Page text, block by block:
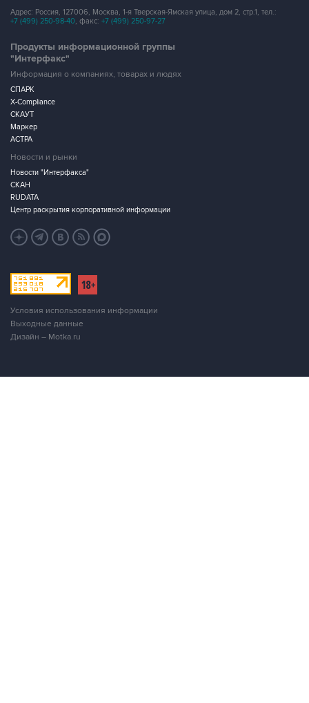
Адрес: Россия, 127006, Москва, 1-я Тверская-Ямская улица, дом 2, стр.1, тел.:
+7 (499) 250-98-40, факс: +7 (499) 250-97-27
Продукты информационной группы
"Интерфакс"
Информация о компаниях, товарах и людях
СПАРК
X-Compliance
СКАУТ
Маркер
АСТРА
Новости и рынки
Новости "Интерфакса"
СКАН
RUDATA
Центр раскрытия корпоративной информации
Условия использования информации
Выходные данные
Дизайн – Motka.ru